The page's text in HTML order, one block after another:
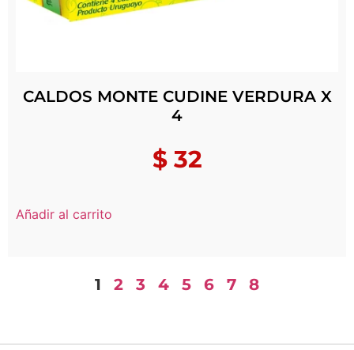
CALDOS MONTE CUDINE VERDURA X
4
$32
Añadir al carrito
1 2 3 4 5 6 7 8